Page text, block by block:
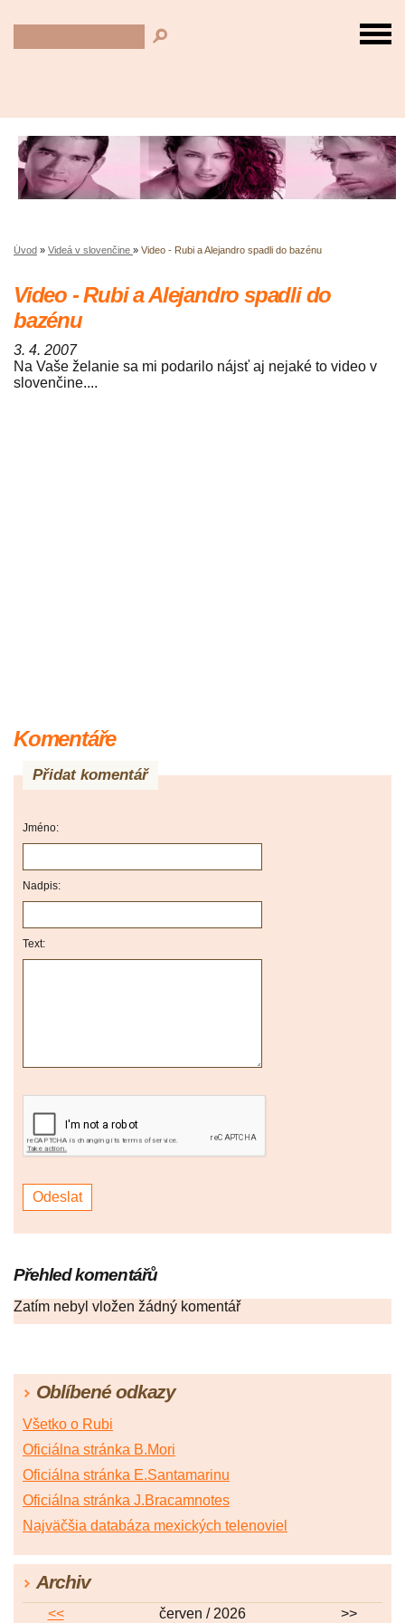
Úvod » Videá v slovenčine » Video - Rubi a Alejandro spadli do bazénu
Video - Rubi a Alejandro spadli do
bazénu
3. 4. 2007
Na Vaše želanie sa mi podarilo nájsť aj nejaké to video v
slovenčine....
Komentáře
Přidat komentář
Jméno:
Nadpis:
Text:
Přehled komentářů
Zatím nebyl vložen žádný komentář
Oblíbené odkazy
Všetko o Rubi
Oficiálna stránka B.Mori
Oficiálna stránka E.Santamarinu
Oficiálna stránka J.Bracamnotes
Najväčšia databáza mexických telenoviel
Archiv
<< červen / 2026 >>